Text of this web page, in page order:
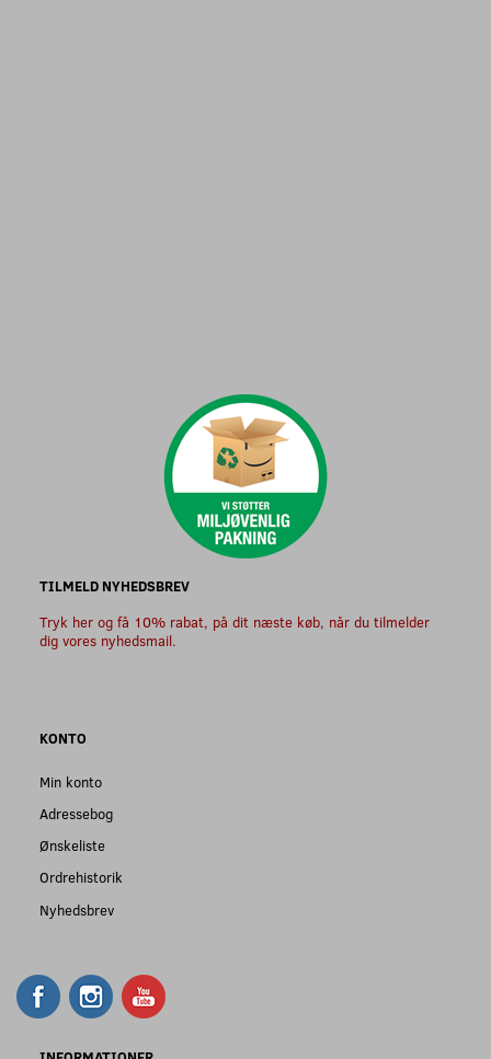
TILMELD NYHEDSBREV
Tryk her og få 10% rabat, på dit næste køb, når du tilmelder
dig vores nyhedsmail.
KONTO
Min konto
Adressebog
Ønskeliste
Ordrehistorik
Nyhedsbrev